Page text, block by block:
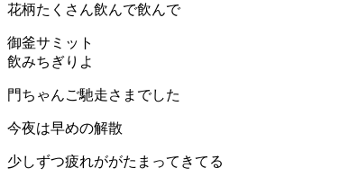
花柄たくさん飲んで飲んで
御釜サミット
飲みちぎりよ
門ちゃんご馳走さまでした
今夜は早めの解散
少しずつ疲れががたまってきてる